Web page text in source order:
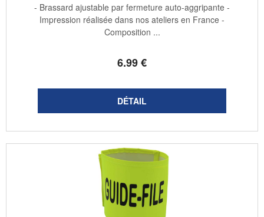
6.99€
- Brassard ajustable par fermeture auto-aggripante -
Impression réalisée dans nos ateliers en France -
Composition ...